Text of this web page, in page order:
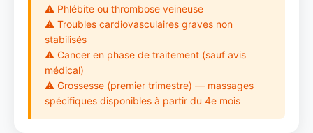
⚠ Phlébite ou thrombose veineuse
⚠ Troubles cardiovasculaires graves non
stabilisés
⚠ Cancer en phase de traitement (sauf avis
médical)
⚠ Grossesse (premier trimestre) — massages
spécifiques disponibles à partir du 4e mois